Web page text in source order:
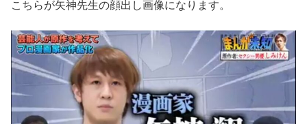
こちらが矢神先生の顔出し画像になります。